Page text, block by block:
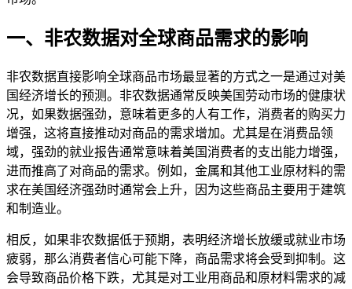
一、非农数据对全球商品需求的影响
非农数据直接影响全球商品市场最显著的方式之一是通过对美
国经济增长的预测。非农数据通常反映美国劳动市场的健康状
况，如果数据强劲，意味着更多的人有工作，消费者的购买力
增强，这将直接推动对商品的需求增加。尤其是在消费品领
域，强劲的就业报告通常意味着美国消费者的支出能力增强，
进而推高了对商品的需求。例如，金属和其他工业原材料的需
求在美国经济强劲时通常会上升，因为这些商品主要用于建筑
和制造业。
相反，如果非农数据低于预期，表明经济增长放缓或就业市场
疲弱，那么消费者信心可能下降，商品需求将会受到抑制。这
会导致商品价格下跌，尤其是对工业用商品和原材料需求的减